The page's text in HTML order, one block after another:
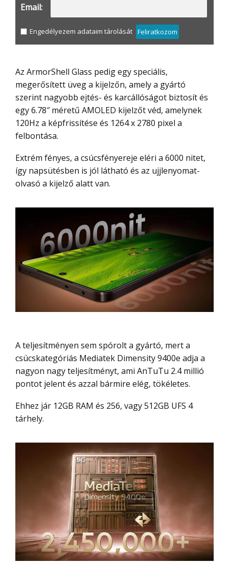
Email:
Engedélyezem adataim tárolását Feliratkozom
Az ArmorShell Glass pedig egy speciális,
megerősített üveg a kijelzőn, amely a gyártó
szerint nagyobb ejtés- és karcállóságot biztosít és
egy 6.78″ méretű AMOLED kijelzőt véd, amelynek
120Hz a képfrissítése és 1264 x 2780 pixel a
felbontása.
Extrém fényes, a csúcsfényereje eléri a 6000 nitet,
így napsütésben is jól látható és az ujjlenyomat-
olvasó a kijelző alatt van.
A teljesítményen sem spórolt a gyártó, mert a
csúcskategóriás Mediatek Dimensity 9400e adja a
nagyon nagy teljesítményt, ami AnTuTu 2.4 millió
pontot jelent és azzal bármire elég, tökéletes.
Ehhez jár 12GB RAM és 256, vagy 512GB UFS 4
tárhely.